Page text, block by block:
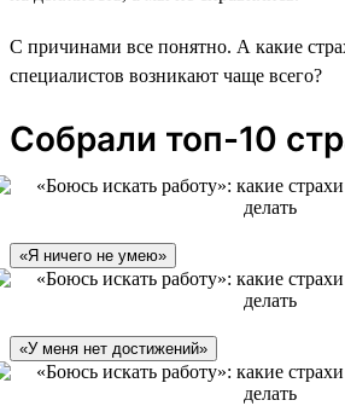
С причинами все понятно. А какие
специалистов возникают чаще всего?
Собрали топ-10
«Я ничего не умею»
«У меня нет достижений»